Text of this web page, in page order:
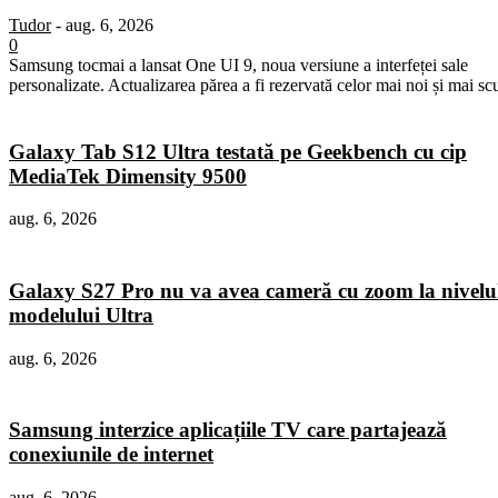
Tudor - aug. 6, 2026
0
Samsung tocmai a lansat One UI 9, noua versiune a interfeței sale
personalizate. Actualizarea părea a fi rezervată celor mai noi și mai
Galaxy Tab S12 Ultra testată pe Geekbench cu cip
MediaTek Dimensity 9500
aug. 6, 2026
Galaxy S27 Pro nu va avea cameră cu zoom la
modelului Ultra
aug. 6, 2026
Samsung interzice aplicațiile TV care partajează
conexiunile de internet